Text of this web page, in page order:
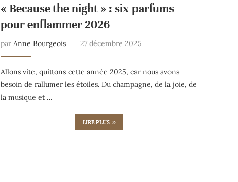
« Because the night » : six parfums
pour enflammer 2026
par Anne Bourgeois 27 décembre 2025
Allons vite, quittons cette année 2025, car nous avons
besoin de rallumer les étoiles. Du champagne, de la joie, de
la musique et …
LIRE PLUS